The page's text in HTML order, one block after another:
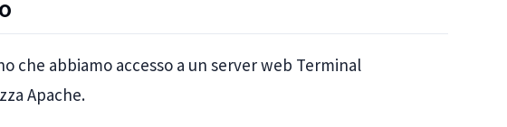
che abbiamo accesso a un server web Terminal
Apache.